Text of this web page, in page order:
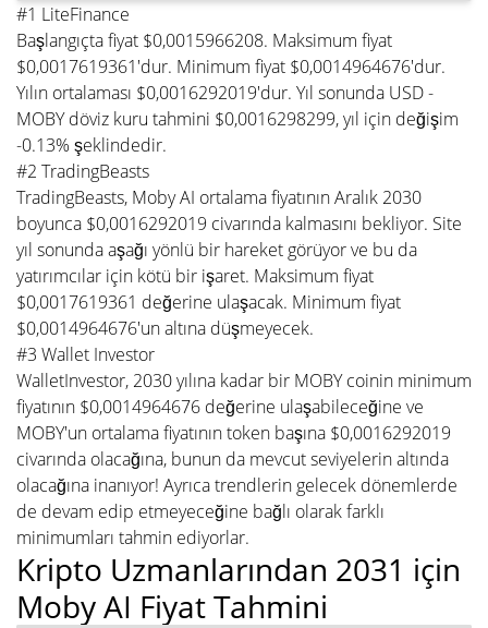
#1 LiteFinance
Başlangıçta fiyat $0,0015966208. Maksimum fiyat
$0,0017619361'dur. Minimum fiyat $0,0014964676'dur.
Yılın ortalaması $0,0016292019'dur. Yıl sonunda USD -
MOBY döviz kuru tahmini $0,0016298299, yıl için değişim
-0.13% şeklindedir.
#2 TradingBeasts
TradingBeasts, Moby AI ortalama fiyatının Aralık 2030
boyunca $0,0016292019 civarında kalmasını bekliyor. Site
yıl sonunda aşağı yönlü bir hareket görüyor ve bu da
yatırımcılar için kötü bir işaret. Maksimum fiyat
$0,0017619361 değerine ulaşacak. Minimum fiyat
$0,0014964676'un altına düşmeyecek.
#3 Wallet Investor
WalletInvestor, 2030 yılına kadar bir MOBY coinin minimum
fiyatının $0,0014964676 değerine ulaşabileceğine ve
MOBY'un ortalama fiyatının token başına $0,0016292019
civarında olacağına, bunun da mevcut seviyelerin altında
olacağına inanıyor! Ayrıca trendlerin gelecek dönemlerde
de devam edip etmeyeceğine bağlı olarak farklı
minimumları tahmin ediyorlar.
Kripto Uzmanlarından 2031 için
Moby AI Fiyat Tahmini